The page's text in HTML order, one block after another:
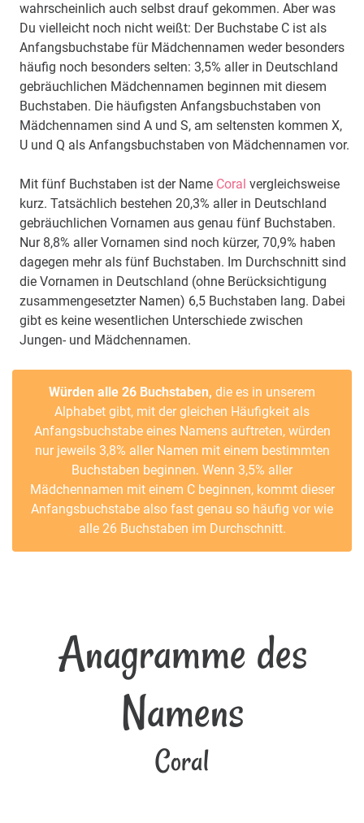
wahrscheinlich auch selbst drauf gekommen. Aber was
Du vielleicht noch nicht weißt: Der Buchstabe C ist als
Anfangsbuchstabe für Mädchennamen weder besonders
häufig noch besonders selten: 3,5% aller in Deutschland
gebräuchlichen Mädchennamen beginnen mit diesem
Buchstaben. Die häufigsten Anfangsbuchstaben von
Mädchennamen sind A und S, am seltensten kommen X,
U und Q als Anfangsbuchstaben von Mädchennamen vor.
Mit fünf Buchstaben ist der Name Coral vergleichsweise
kurz. Tatsächlich bestehen 20,3% aller in Deutschland
gebräuchlichen Vornamen aus genau fünf Buchstaben.
Nur 8,8% aller Vornamen sind noch kürzer, 70,9% haben
dagegen mehr als fünf Buchstaben. Im Durchschnitt sind
die Vornamen in Deutschland (ohne Berücksichtigung
zusammengesetzter Namen) 6,5 Buchstaben lang. Dabei
gibt es keine wesentlichen Unterschiede zwischen
Jungen- und Mädchennamen.
Würden alle 26 Buchstaben, die es in unserem
Alphabet gibt, mit der gleichen Häufigkeit als
Anfangsbuchstabe eines Namens auftreten, würden
nur jeweils 3,8% aller Namen mit einem bestimmten
Buchstaben beginnen. Wenn 3,5% aller
Mädchennamen mit einem C beginnen, kommt dieser
Anfangsbuchstabe also fast genau so häufig vor wie
alle 26 Buchstaben im Durchschnitt.
Anagramme des
Namens
Coral